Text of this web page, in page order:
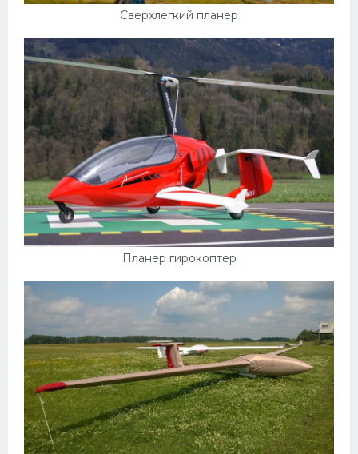
Сверхлегкий планер
Планер гирокоптер
Пежо
Ауди
Гараж
Русские авто
Вольво
БМВ
МАЗ
Сузуки
Мерседес
Лексус
Дэу
Скания
Форд
Черри
Джили